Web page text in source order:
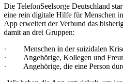
Die TelefonSeelsorge Deutschland
eine rein digitale Hilfe für Menschen
App erweitert der Verbund das
damit an drei Gruppen:
· Menschen in der suizidalen
· Angehörige, Kollegen und
· Angehörige, die eine Person